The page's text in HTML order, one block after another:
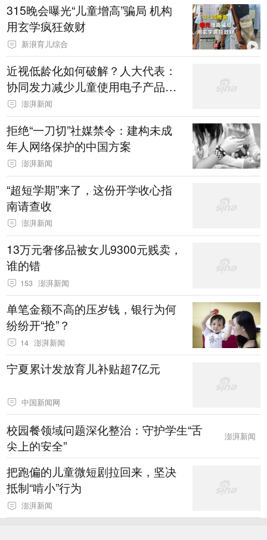
315晚会曝光“儿童增高”骗局 机构
用玄学疯狂敛财
新浪育儿综合
近视低龄化如何破解？人大代表：
协同发力减少儿童使用电子产品时
长 澎湃新闻
拒绝“一刀切”社媒禁令：建构未成
年人网络保护的中国方案
澎湃新闻
“超短学期”来了，这份开学收心指
南请查收
澎湃新闻
13万元奢侈品被女儿9300元贱卖，
谁的错
153 澎湃新闻
单笔金额不高的压岁钱，银行为何
纷纷开“抢”？
14 澎湃新闻
宁夏累计发放育儿补贴超7亿元
中国新闻网
校园餐领域问题深化整治：守护学生“舌
尖上的安全”
澎湃新闻
把跑偏的儿童微短剧拉回来，坚决
抵制“啃小”行为
澎湃新闻